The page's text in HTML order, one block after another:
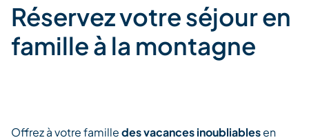
Réservez votre séjour en
famille à la montagne
Offrez à votre familledes vacances inoubliablesen